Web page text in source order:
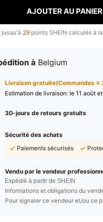
AJOUTER AU PANIER
jusqu'à 29 points SHEIN calculés à
à Belgium
Livraison gratuite(Commandes ≥
Estimation de livraison: le 11 août
30-jours de retours gratuits
Sécurité des achats
Paiements sécurisés
Vendu par le vendeur
Expédié à partir de SHEIN
Informations et obligations du
Pour signaler ce vendeur et/ou ce